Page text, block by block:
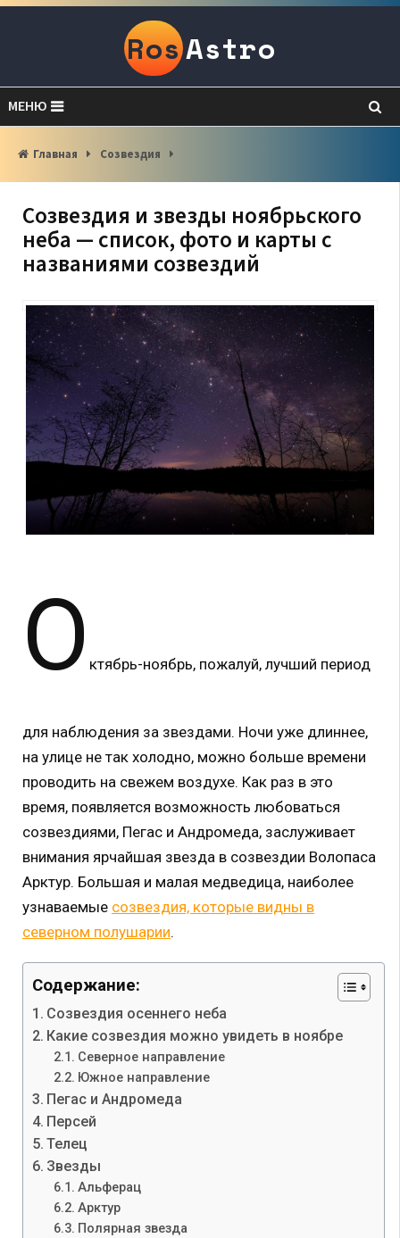
RosAstro
МЕНЮ
Главная Созвездия
Созвездия и звезды ноябрьского
неба — список, фото и карты с
названиями созвездий
О ктябрь-ноябрь, пожалуй, лучший период
для наблюдения за звездами. Ночи уже длиннее,
на улице не так холодно, можно больше времени
проводить на свежем воздухе. Как раз в это
время, появляется возможность любоваться
созвездиями, Пегас и Андромеда, заслуживает
внимания ярчайшая звезда в созвездии Волопаса
Арктур. Большая и малая медведица, наиболее
узнаваемые созвездия, которые видны в
северном полушарии.
Содержание:
Созвездия осеннего неба
Какие созвездия можно увидеть в ноябре
Северное направление
Южное направление
Пегас и Андромеда
Персей
Телец
Звезды
Альферац
Арктур
Полярная звезда